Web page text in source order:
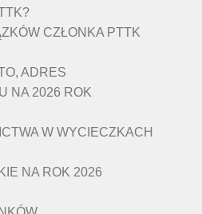
CZŁONKA PTTK
ADRES
NA 2026 ROK
W WYCIECZKACH
NA ROK 2026